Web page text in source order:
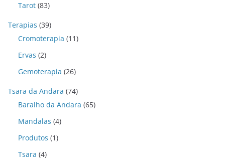
Tarot (83)
Terapias (39)
Cromoterapia (11)
Ervas (2)
Gemoterapia (26)
Tsara da Andara (74)
Baralho da Andara (65)
Mandalas (4)
Produtos (1)
Tsara (4)